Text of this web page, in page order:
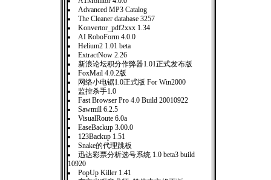
Advanced MP3 Catalog
The Cleaner database 3257
Konvertor_pdf2xxx 1.34
AI RoboForm 4.0.0
Helium2 1.01 beta
ExtractNow 2.26
新浪论坛积分作弊器1.01正式发布版
FoxMail 4.0.2版
网络小电锯1.0正式版 For Win2000
监控杀手1.0
Fast Browser Pro 4.0 Build 20010922
Sawmill 6.2.5
VisualRoute 6.0a
EaseBackup 3.00.0
123Backup 1.51
Snake的代理跳板
迅达彩票分析选号系统 1.0 beta3 build
10920
PopUp Killer 1.41